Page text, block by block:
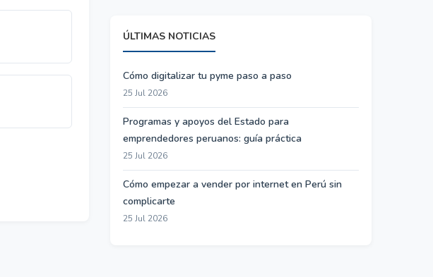
ÚLTIMAS NOTICIAS
Cómo digitalizar tu pyme paso a paso
25 Jul 2026
Programas y apoyos del Estado para
emprendedores peruanos: guía práctica
25 Jul 2026
Cómo empezar a vender por internet en Perú sin
complicarte
25 Jul 2026